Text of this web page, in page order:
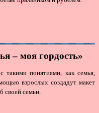
– моя гордость»
такими понятиями, как семья,
взрослых создадут макет
своей семьи.